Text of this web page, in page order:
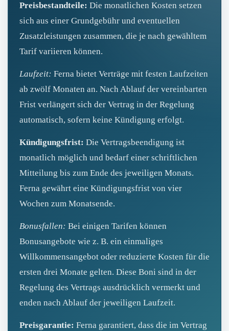
Preisbestandteile: Die monatlichen Kosten setzen
sich aus einer Grundgebühr und eventuellen
Zusatzleistungen zusammen, die je nach gewähltem
Tarif variieren können.
Laufzeit: Ferna bietet Verträge mit festen Laufzeiten
ab zwölf Monaten an. Nach Ablauf der vereinbarten
Frist verlängert sich der Vertrag in der Regelung
automatisch, sofern keine Kündigung erfolgt.
Kündigungsfrist: Die Vertragsbeendigung ist
monatlich möglich und bedarf einer schriftlichen
Mitteilung bis zum Ende des jeweiligen Monats.
Ferna gewährt eine Kündigungsfrist von vier
Wochen zum Monatsende.
Bonusfallen: Bei einigen Tarifen können
Bonusangebote wie z. B. ein einmaliges
Willkommensangebot oder reduzierte Kosten für die
ersten drei Monate gelten. Diese Boni sind in der
Regelung des Vertrags ausdrücklich vermerkt und
enden nach Ablauf der jeweiligen Laufzeit.
Preisgarantie: Ferna garantiert, dass die im Vertrag